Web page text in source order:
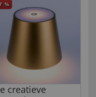
%
creatieve